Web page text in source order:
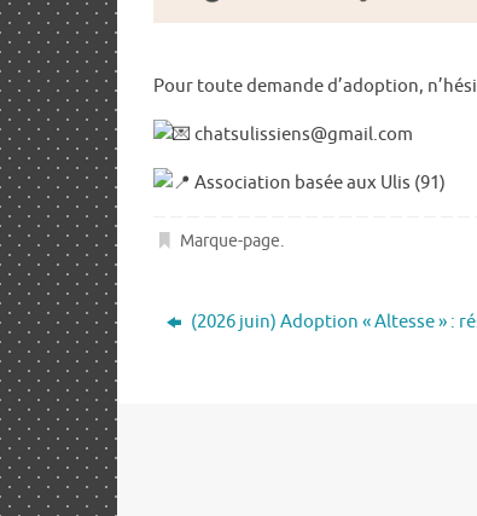
Pour toute demande d’adoption,
chatsulissiens@gmail.com
Association basée aux Ulis (91)
Marque-page.
(2026 juin) Adoption « Altesse » :